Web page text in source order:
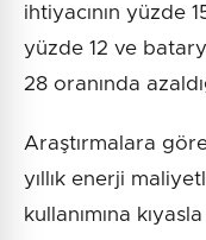
ihtiyacının yüzde
yüzde 12 ve
28 oranında
Araştırmalara
yıllık enerji
kullanımına